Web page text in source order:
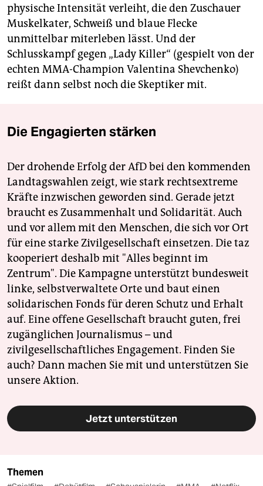
physische Intensität verleiht, die den Zuschauer
Muskelkater, Schweiß und blaue Flecke
unmittelbar miterleben lässt. Und der
Schlusskampf gegen „Lady Killer“ (gespielt von der
echten MMA-Champion Valentina Shevchenko)
reißt dann selbst noch die Skeptiker mit.
Die Engagierten stärken
Der drohende Erfolg der AfD bei den kommenden
Landtagswahlen zeigt, wie stark rechtsextreme
Kräfte inzwischen geworden sind. Gerade jetzt
braucht es Zusammenhalt und Solidarität. Auch
und vor allem mit den Menschen, die sich vor Ort
für eine starke Zivilgesellschaft einsetzen. Die taz
kooperiert deshalb mit "Alles beginnt im
Zentrum". Die Kampagne unterstützt bundesweit
linke, selbstverwaltete Orte und baut einen
solidarischen Fonds für deren Schutz und Erhalt
auf. Eine offene Gesellschaft braucht guten, frei
zugänglichen Journalismus – und
zivilgesellschaftliches Engagement. Finden Sie
auch? Dann machen Sie mit und unterstützen Sie
unsere Aktion.
Jetzt unterstützen
Themen